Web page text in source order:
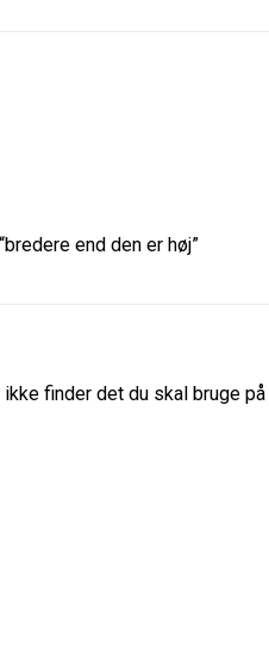
end den er høj”
finder det du skal bruge